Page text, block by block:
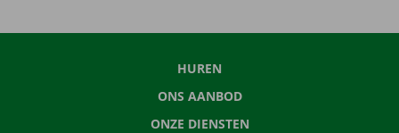
HUREN
ONS AANBOD
ONZE DIENSTEN